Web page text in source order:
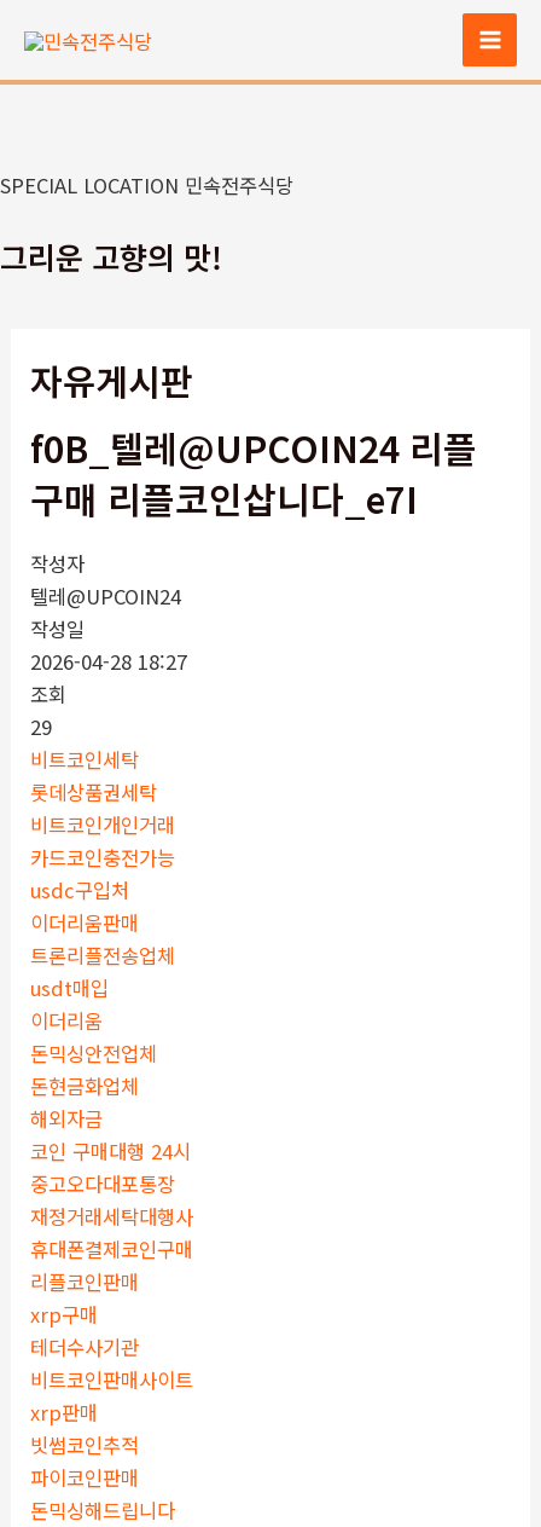
츠
너
기
Main
SPECIAL LOCATION 민속전주식당
그리운 고향의 맛!
자유게시판
f0B_텔레@UPCOIN24 리플
구매 리플코인삽니다_e7I
작성자
텔레@UPCOIN24
작성일
2026-04-28 18:27
조회
29
비트코인세탁
롯데상품권세탁
비트코인개인거래
카드코인충전가능
usdc구입처
이더리움판매
트론리플전송업체
usdt매입
이더리움
돈믹싱안전업체
돈현금화업체
해외자금
코인 구매대행 24시
중고오다대포통장
재정거래세탁대행사
휴대폰결제코인구매
리플코인판매
xrp구매
테더수사기관
비트코인판매사이트
xrp판매
빗썸코인추적
파이코인판매
돈믹싱해드립니다